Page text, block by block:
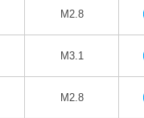
M2.8
M3.1
M2.8